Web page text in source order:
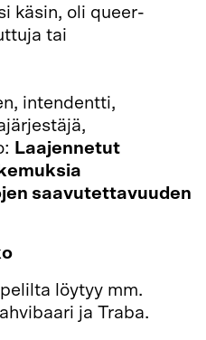
käsin, oli queer-
tai
intendentti,
Laajennetut
saavutettavuuden
löytyy mm.
ja Traba.